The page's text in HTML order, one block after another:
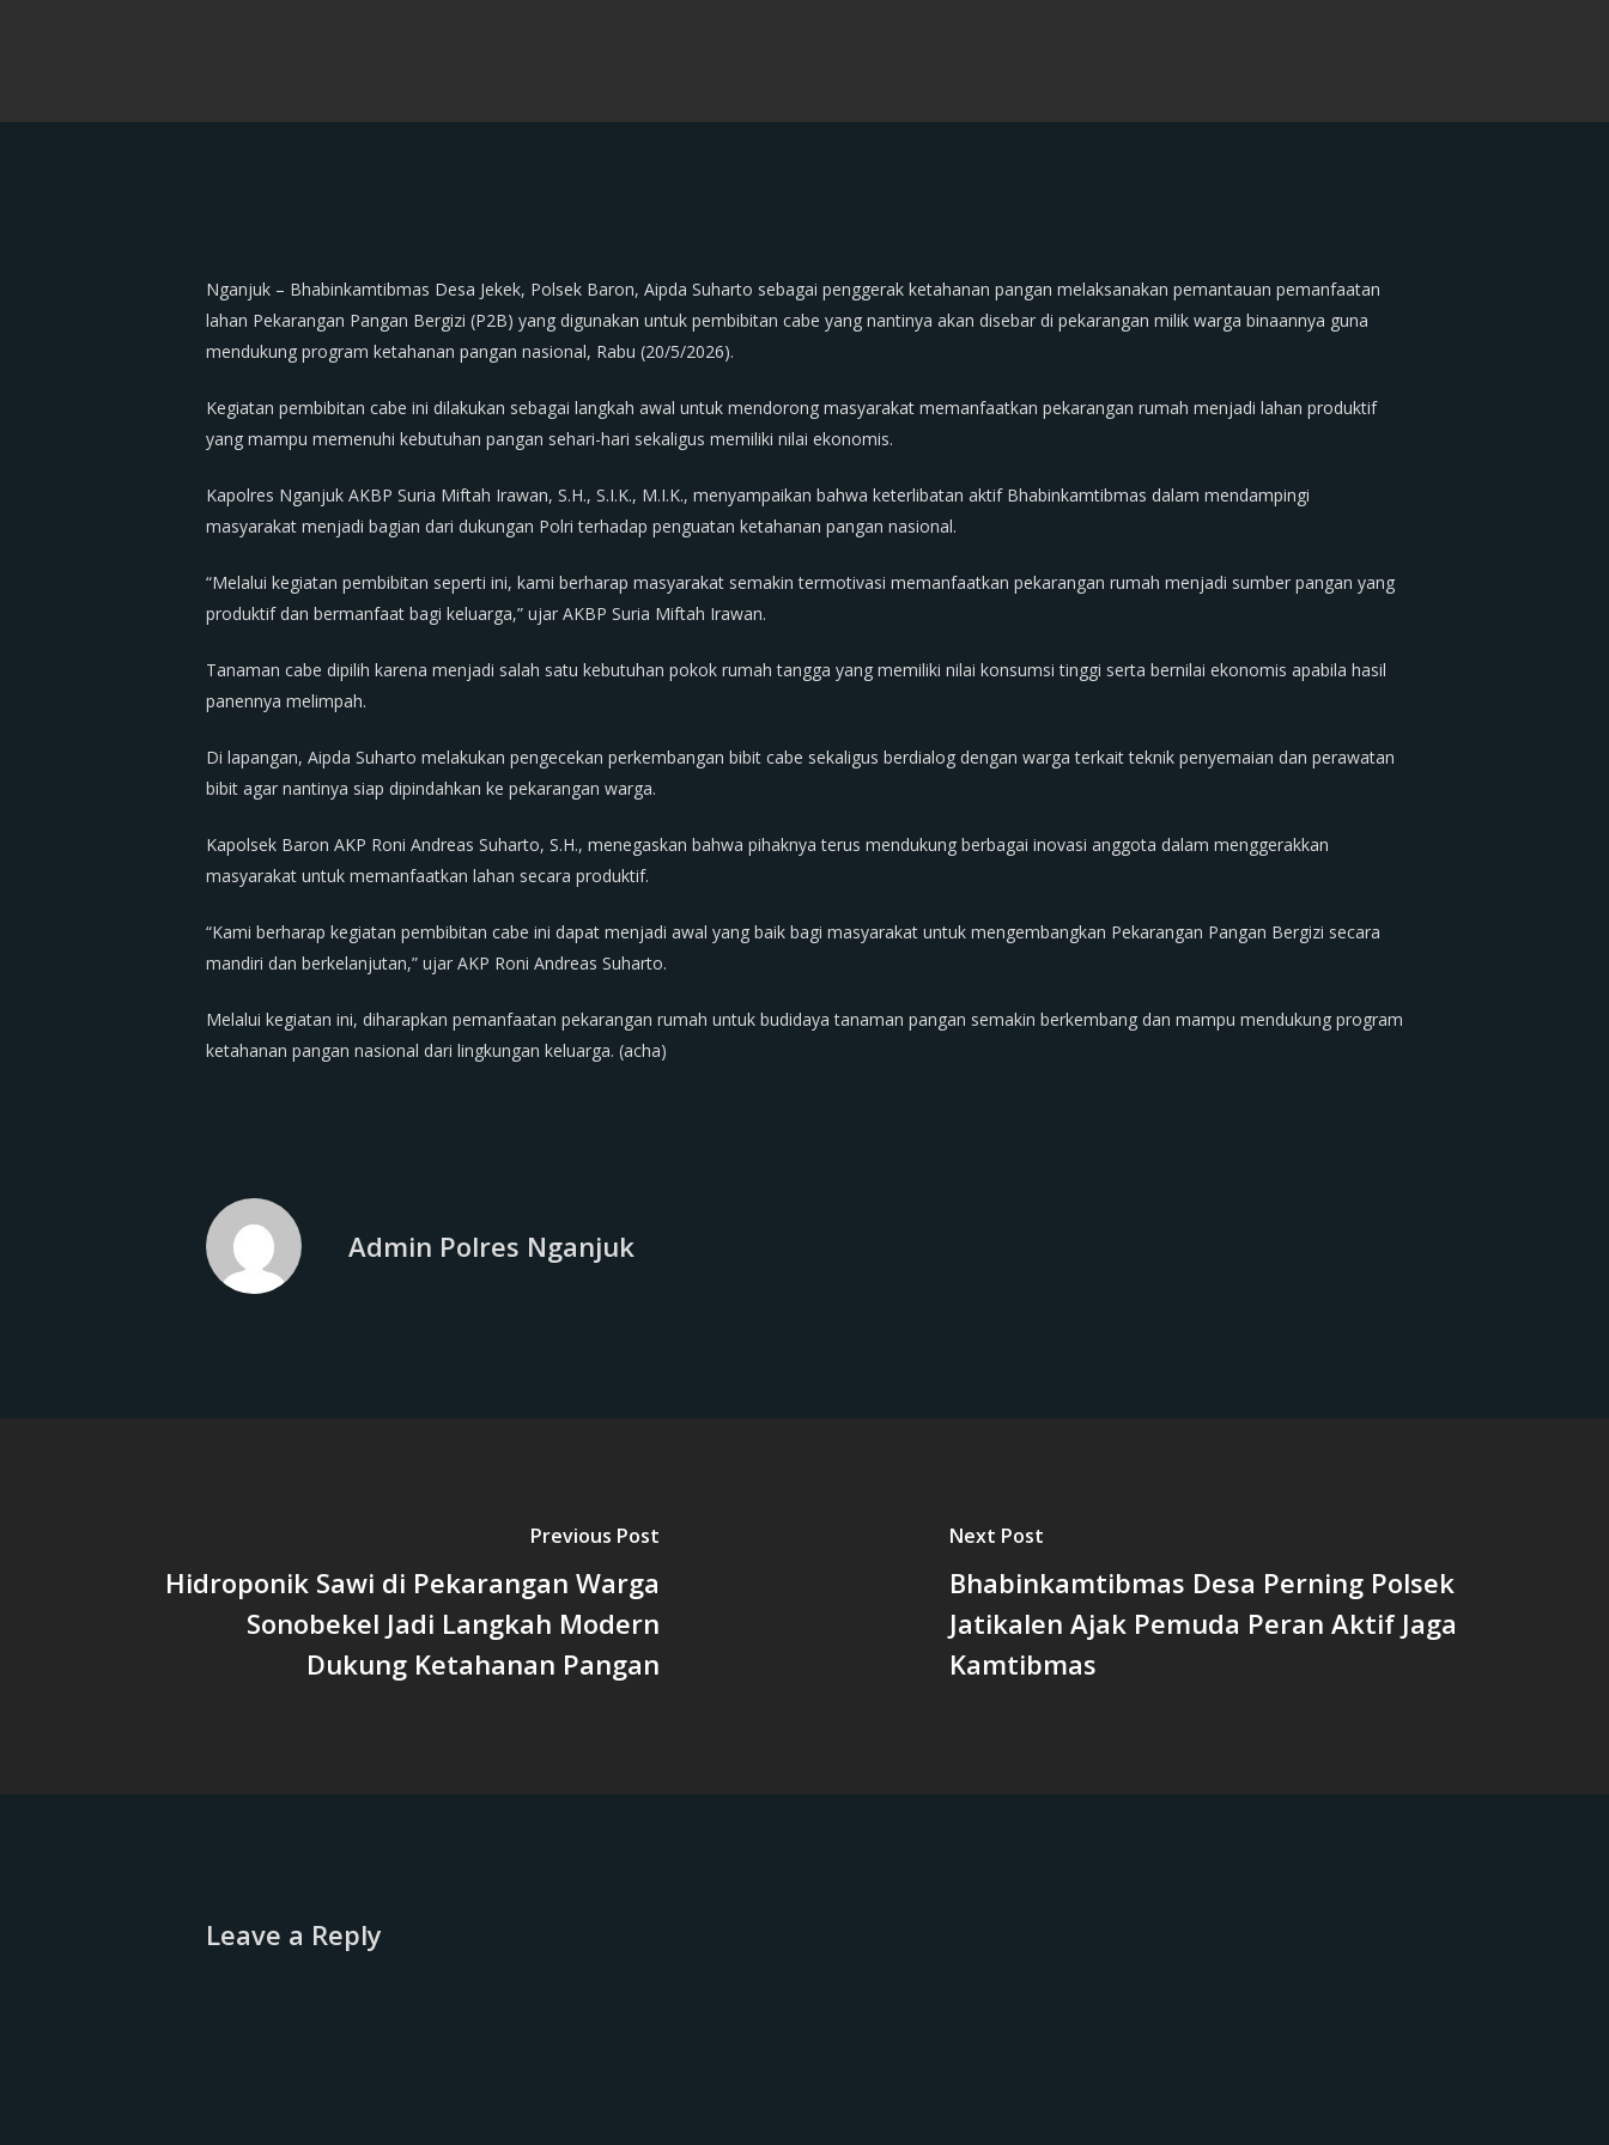
Nganjuk – Bhabinkamtibmas Desa Jekek, Polsek Baron, Aipda Suharto sebagai penggerak ketahanan pangan melaksanakan pemantauan pemanfaatan
lahan Pekarangan Pangan Bergizi (P2B) yang digunakan untuk pembibitan cabe yang nantinya akan disebar di pekarangan milik warga binaannya guna
mendukung program ketahanan pangan nasional, Rabu (20/5/2026).
Kegiatan pembibitan cabe ini dilakukan sebagai langkah awal untuk mendorong masyarakat memanfaatkan pekarangan rumah menjadi lahan produktif
yang mampu memenuhi kebutuhan pangan sehari-hari sekaligus memiliki nilai ekonomis.
Kapolres Nganjuk AKBP Suria Miftah Irawan, S.H., S.I.K., M.I.K., menyampaikan bahwa keterlibatan aktif Bhabinkamtibmas dalam mendampingi
masyarakat menjadi bagian dari dukungan Polri terhadap penguatan ketahanan pangan nasional.
“Melalui kegiatan pembibitan seperti ini, kami berharap masyarakat semakin termotivasi memanfaatkan pekarangan rumah menjadi sumber pangan yang
produktif dan bermanfaat bagi keluarga,” ujar AKBP Suria Miftah Irawan.
Tanaman cabe dipilih karena menjadi salah satu kebutuhan pokok rumah tangga yang memiliki nilai konsumsi tinggi serta bernilai ekonomis apabila hasil
panennya melimpah.
Di lapangan, Aipda Suharto melakukan pengecekan perkembangan bibit cabe sekaligus berdialog dengan warga terkait teknik penyemaian dan perawatan
bibit agar nantinya siap dipindahkan ke pekarangan warga.
Kapolsek Baron AKP Roni Andreas Suharto, S.H., menegaskan bahwa pihaknya terus mendukung berbagai inovasi anggota dalam menggerakkan
masyarakat untuk memanfaatkan lahan secara produktif.
“Kami berharap kegiatan pembibitan cabe ini dapat menjadi awal yang baik bagi masyarakat untuk mengembangkan Pekarangan Pangan Bergizi secara
mandiri dan berkelanjutan,” ujar AKP Roni Andreas Suharto.
Melalui kegiatan ini, diharapkan pemanfaatan pekarangan rumah untuk budidaya tanaman pangan semakin berkembang dan mampu mendukung program
ketahanan pangan nasional dari lingkungan keluarga. (acha)
Admin Polres Nganjuk
Previous Post
Hidroponik Sawi di Pekarangan Warga
Sonobekel Jadi Langkah Modern
Dukung Ketahanan Pangan
Next Post
Bhabinkamtibmas Desa Perning Polsek
Jatikalen Ajak Pemuda Peran Aktif Jaga
Kamtibmas
Leave a Reply